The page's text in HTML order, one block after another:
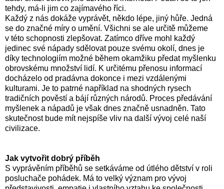
tehdy, má-li jim co zajímavého říci.
Každý z nás dokáže vyprávět, někdo lépe, jiný hůře. Jedná
se do značné míry o umění. Všichni se ale určitě můžeme
v této schopnosti zlepšovat. Zatímco dříve mohl každý
jedinec své nápady sdělovat pouze svému okolí, dnes je
díky technologiím možné během okamžiku předat myšlenku
obrovskému množství lidí. K určitému přenosu informací
docházelo od pradávna dokonce i mezi vzdálenými
kulturami. Je to patrné například na shodných rysech
tradičních pověstí a bájí různých národů. Proces předávání
myšlenek a nápadů je však dnes značně usnadněn. Tato
skutečnost bude mít nejspíše vliv na další vývoj celé naší
civilizace.
Jak vytvořit dobrý příběh
S vyprávěním příběhů se setkáváme od útlého dětství v roli
posluchače pohádek. Má to velký význam pro vývoj